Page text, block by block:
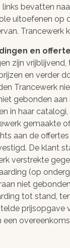
links bevatten
uitoefenen op
Trancewerk
en
zijn
en verder
Trancewerk
gebonden
in haar
gemaakte
aan de
De klant
verstrekte
(op
niet
tot stand,